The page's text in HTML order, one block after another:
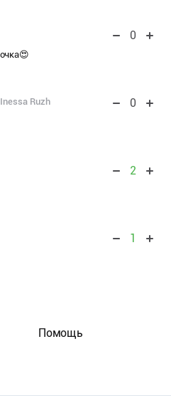
0
Inessa Ruzh 0
2
1
Помощь